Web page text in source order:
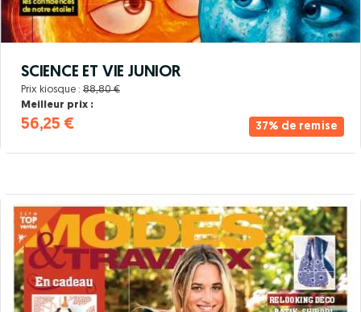
37% de remise
SCIENCE ET VIE JUNIOR
Prix kiosque : 88,80 €
Meilleur prix :
56,25 €